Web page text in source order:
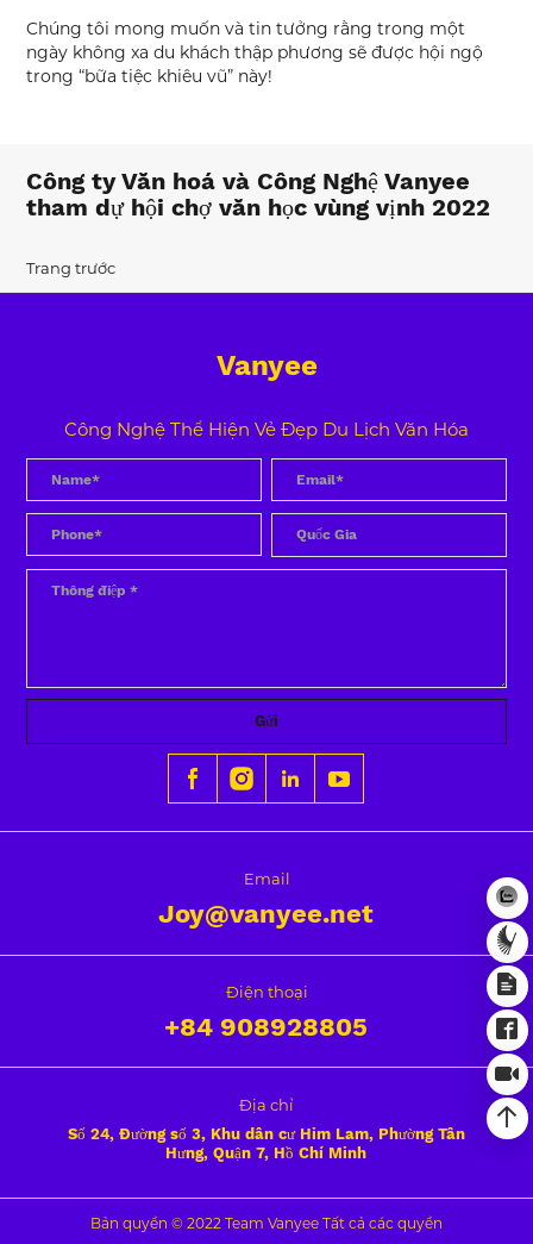
Chúng tôi mong muốn và tin tưởng rằng trong một
ngày không xa du khách thập phương sẽ được hội ngộ
trong “bữa tiệc khiêu vũ” này!
Công ty Văn hoá và Công Nghệ Vanyee
tham dự hội chợ văn học vùng vịnh 2022
Trang trước
Vanyee
Công Nghệ Thể Hiện Vẻ Đẹp Du Lịch Văn Hóa
Gửi
Email
Joy@vanyee.net
Điện thoại
+84 908928805
Địa chỉ
Số 24, Đường số 3, Khu dân cư Him Lam, Phường Tân
Hưng, Quận 7, Hồ Chí Minh
Bản quyền © 2022 Team Vanyee Tất cả các quyền